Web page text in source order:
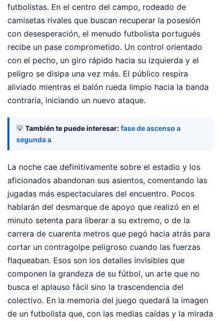
futbolistas. En el centro del campo, rodeado de
camisetas rivales que buscan recuperar la posesión
con desesperación, el menudo futbolista portugués
recibe un pase comprometido. Un control orientado
con el pecho, un giro rápido hacia su izquierda y el
peligro se disipa una vez más. El público respira
aliviado mientras el balón rueda limpio hacia la banda
contraria, iniciando un nuevo ataque.
💡 También te puede interesar: fase de ascenso a
segunda a
La noche cae definitivamente sobre el estadio y los
aficionados abandonan sus asientos, comentando las
jugadas más espectaculares del encuentro. Pocos
hablarán del desmarque de apoyo que realizó en el
minuto setenta para liberar a su extremo, o de la
carrera de cuarenta metros que pegó hacia atrás para
cortar un contragolpe peligroso cuando las fuerzas
flaqueaban. Esos son los detalles invisibles que
componen la grandeza de su fútbol, un arte que no
busca el aplauso fácil sino la trascendencia del
colectivo. En la memoria del juego quedará la imagen
de un futbolista que, con las medias caídas y la mirada